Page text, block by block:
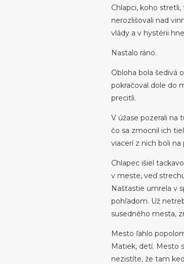
Chlapci, koho
nerozlišovali nad
vlády a v hystérii
Nastalo ráno.
Obloha bola šedivá
pokračoval dole do
precitli.
V úžase pozerali na
čo sa zmocnil ich
viacerí z nich boli na
Chlapec išiel
v meste, veď
Našťastie umrela v
pohľadom. Už
susedného mesta,
Mesto ľahlo
Matiek, detí. Mesto
nezistíte, že tam